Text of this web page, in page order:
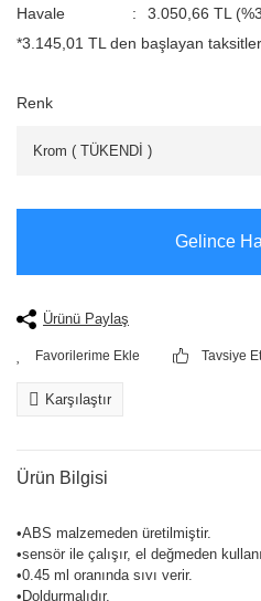
Havale
3.050,66 TL
*3.145,01 TL den başlayan
Renk
Gelince
Ürünü Paylaş
Tavsiye
Karşılaştır
Ürün Bilgisi
•ABS malzemeden üretilmiştir.
•sensör ile çalışır, el değmeden
•0.45 ml oranında sıvı verir.
•Doldurmalıdır.